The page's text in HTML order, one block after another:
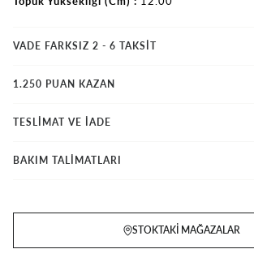
VADE FARKSIZ 2 - 6 TAKSIT
1.250 PUAN KAZAN
TESLİMAT VE İADE
BAKIM TALİMATLARI
STOKTAKI MAĞAZALAR